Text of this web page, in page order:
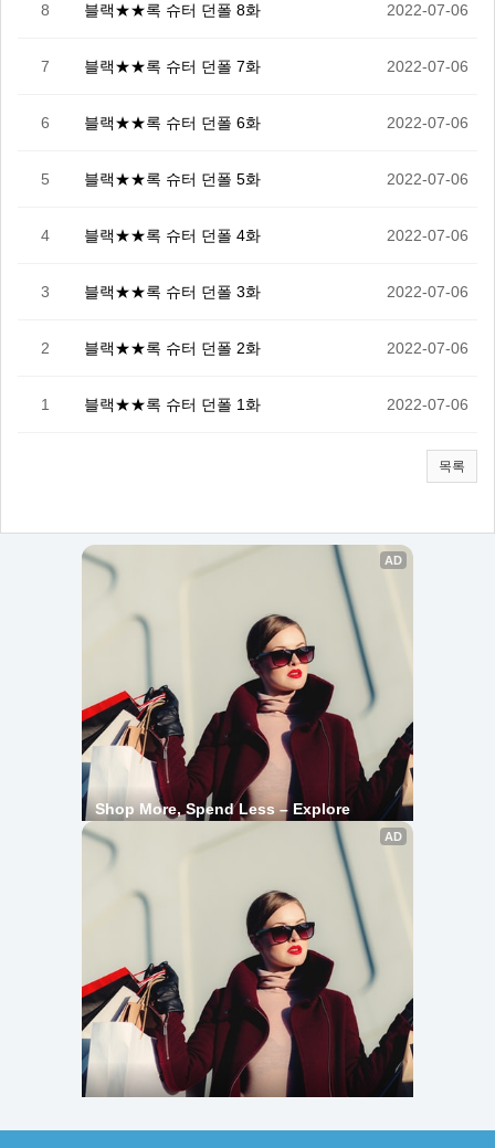
8 블랙★★록 슈터 던폴 8화 2022-07-06
7 블랙★★록 슈터 던폴 7화 2022-07-06
6 블랙★★록 슈터 던폴 6화 2022-07-06
5 블랙★★록 슈터 던폴 5화 2022-07-06
4 블랙★★록 슈터 던폴 4화 2022-07-06
3 블랙★★록 슈터 던폴 3화 2022-07-06
2 블랙★★록 슈터 던폴 2화 2022-07-06
1 블랙★★록 슈터 던폴 1화 2022-07-06
목록